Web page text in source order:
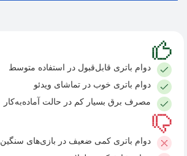
دوام باتری قابل‌قبول در استفاده متوسط
دوام باتری خوب در تماشای ویدئو
مصرف برق بسیار کم در حالت آماده‌به‌کار
دوام باتری کمی ضعیف در بازی‌های سنگین